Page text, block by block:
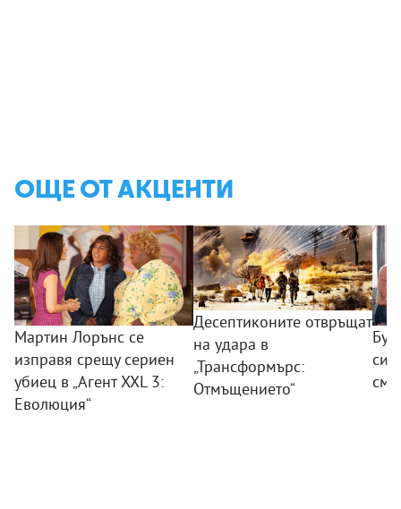
ОЩЕ ОТ АКЦЕНТИ
Мартин Лорънс се
изправя срещу сериен
убиец в „Агент XXL 3:
Еволюция“
Десептиконите отвръщат
на удара в
„Трансформърс:
Отмъщението“